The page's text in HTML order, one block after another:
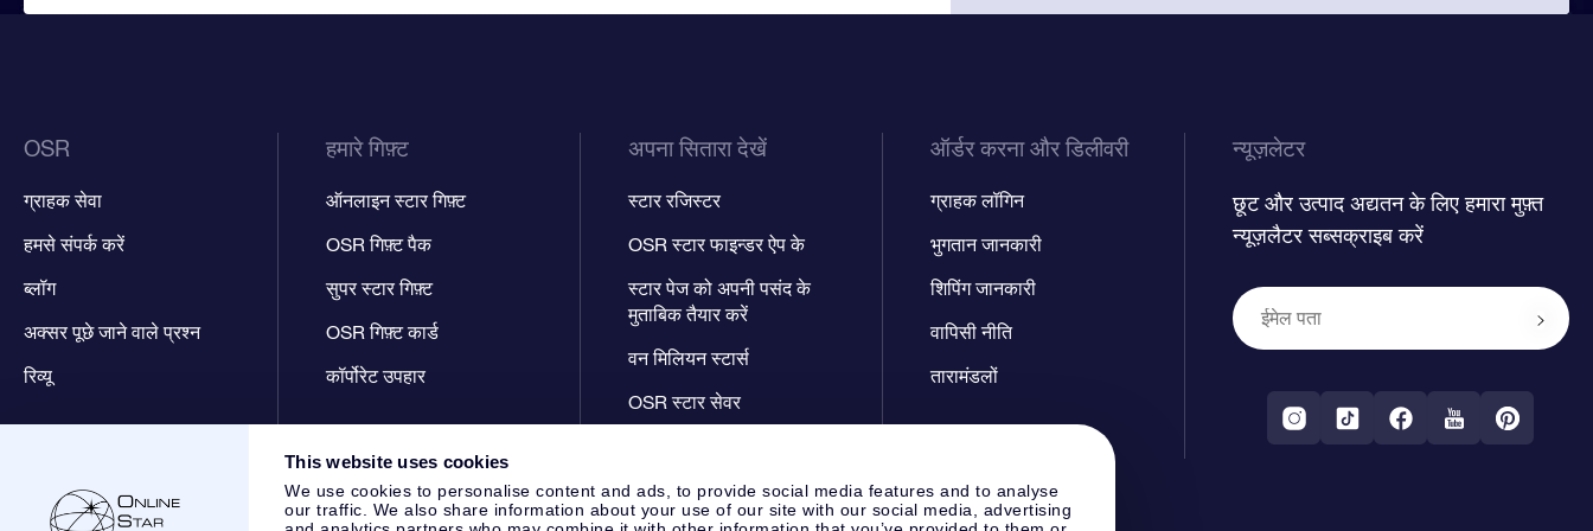
This website uses cookies
We use cookies to personalise content and ads, to provide social media features and to analyse
our traffic. We also share information about your use of our site with our social media, advertising
OSR
ग्राहक सेवा
हमसे संपर्क करें
ब्लॉग
अक्सर पूछे जाने वाले प्रश्न
रिव्यू
हमारे गिफ़्ट
ऑनलाइन स्टार गिफ़्ट
OSR गिफ़्ट पैक
सुपर स्टार गिफ़्ट
OSR गिफ़्ट कार्ड
कॉर्पोरेट उपहार
अपना सितारा देखें
स्टार रजिस्टर
OSR स्टार फाइन्डर ऐप के
स्टार पेज को अपनी पसंद के
मुताबिक तैयार करें
वन मिलियन स्टार्स
OSR स्टार सेवर
ऑर्डर करना और डिलीवरी
ग्राहक लॉगिन
भुगतान जानकारी
शिपिंग जानकारी
वापिसी नीति
तारामंडलों
न्यूज़लेटर
छूट और उत्पाद अद्यतन के लिए हमारा मुफ़्त
न्यूज़लैटर सब्सक्राइब करें